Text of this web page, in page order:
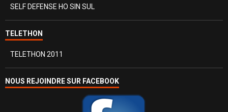
SELF DEFENSE HO SIN SUL
TELETHON
TELETHON 2011
NOUS REJOINDRE SUR FACEBOOK